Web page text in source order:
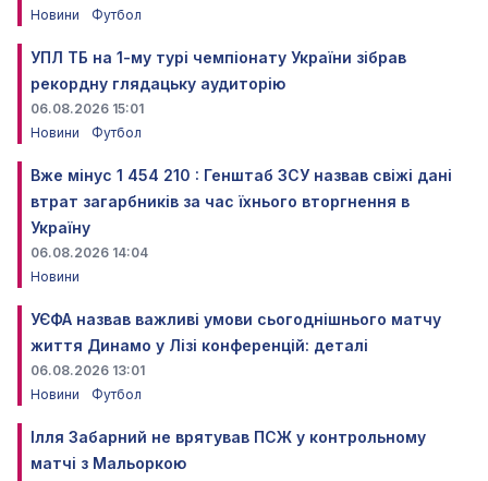
Новини
Футбол
УПЛ ТБ на 1-му турі чемпіонату України зібрав
рекордну глядацьку аудиторію
06.08.2026 15:01
Новини
Футбол
Вже мінус 1 454 210 : Генштаб ЗСУ назвав свіжі дані
втрат загарбників за час їхнього вторгнення в
Україну
06.08.2026 14:04
Новини
УЄФА назвав важливі умови сьогоднішнього матчу
життя Динамо у Лізі конференцій: деталі
06.08.2026 13:01
Новини
Футбол
Ілля Забарний не врятував ПСЖ у контрольному
матчі з Мальоркою